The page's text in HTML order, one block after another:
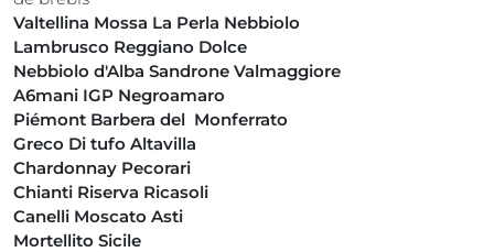
Valtellina Mossa La Perla Nebbiolo
Lambrusco Reggiano Dolce
Nebbiolo d'Alba Sandrone Valmaggiore
A6mani IGP Negroamaro
Piémont Barbera del Monferrato
Greco Di tufo Altavilla
Chardonnay Pecorari
Chianti Riserva Ricasoli
Canelli Moscato Asti
Mortellito Sicile